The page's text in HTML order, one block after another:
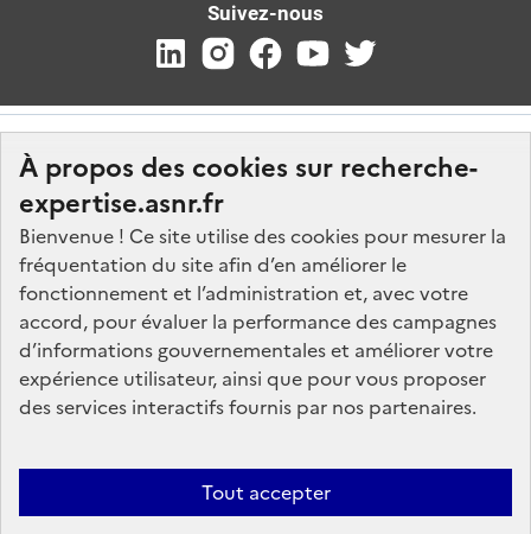
À propos des cookies sur recherche-
expertise.asnr.fr
Bienvenue ! Ce site utilise des cookies pour mesurer la
fréquentation du site afin d’en améliorer le
fonctionnement et l’administration et, avec votre
accord, pour évaluer la performance des campagnes
d’informations gouvernementales et améliorer votre
expérience utilisateur, ainsi que pour vous proposer
des services interactifs fournis par nos partenaires.
Tout accepter
Suivez-nous
Nos marchés
Nos offres d'emploi
FAQ
Glossaire
Plan du site